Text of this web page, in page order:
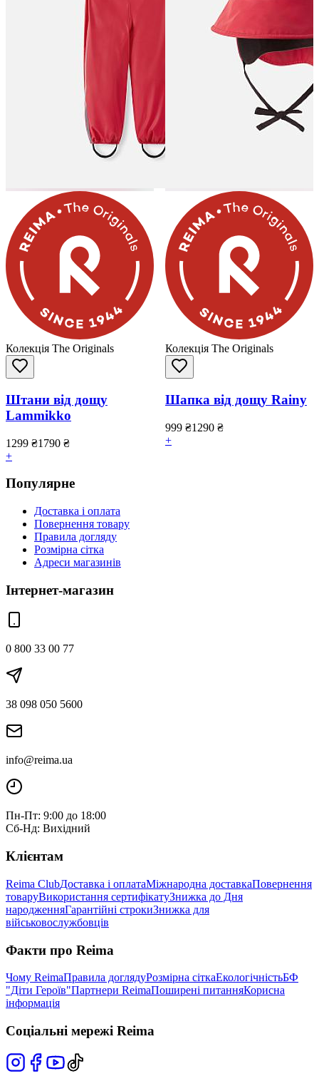
Колекція The Originals
Штани від дощу
Lammikko
1299 ₴1790 ₴
+
Колекція The Originals
Шапка від дощу Rainy
999 ₴1290 ₴
+
Популярне
Доставка і оплата
Повернення товару
Правила догляду
Розмірна сітка
Адреси магазинів
Інтернет-магазин
0 800 33 00 77
38 098 050 5600
info@reima.ua
Пн-Пт: 9:00 до 18:00
Сб-Нд: Вихідний
Клієнтам
Reima ClubДоставка і оплатаМіжнародна доставкаПовернення
товаруВикористання сертифікатуЗнижка до Дня
народженняГарантійні строкиЗнижка для
військовослужбовців
Факти про Reima
Чому ReimaПравила доглядуРозмірна сіткаЕкологічністьБФ
"Діти Героїв"Партнери ReimaПоширені питанняКорисна
інформація
Соціальні мережі Reima